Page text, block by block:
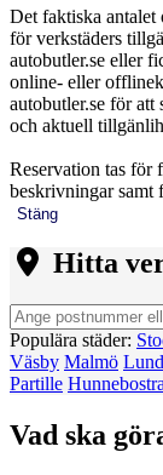
Det faktiska antalet
för verkstäders
autobutler.se eller
online- eller
autobutler.se för att
och aktuell
Reservation tas för
beskrivningar samt
Stäng
Hitta
Populära städer:
Väsby Malmö Lund
Partille
Vad ska